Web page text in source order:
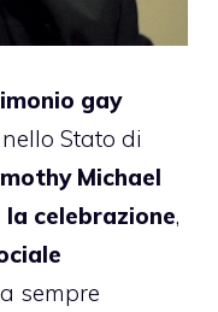
gay
Stato di
Michael
celebrazione,
sempre